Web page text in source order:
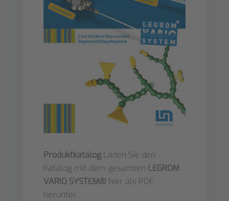
ProduktkatalogLaden Sie den
Katalog mit dem gesamten LEGROM
VARIO SYSTEM® hier als PDF
herunter.